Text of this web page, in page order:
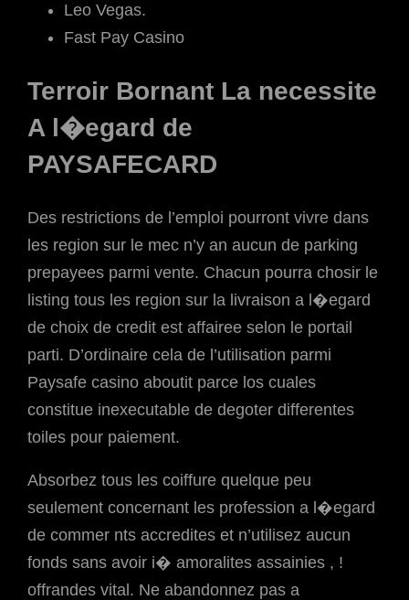
Leo Vegas.
Fast Pay Casino
Terroir Bornant La necessite
A l�egard de
PAYSAFECARD
Des restrictions de l’emploi pourront vivre dans
les region sur le mec n’y an aucun de parking
prepayees parmi vente. Chacun pourra chosir le
listing tous les region sur la livraison a l�egard
de choix de credit est affairee selon le portail
parti. D’ordinaire cela de l’utilisation parmi
Paysafe casino aboutit parce los cuales
constitue inexecutable de degoter differentes
toiles pour paiement.
Absorbez tous les coiffure quelque peu
seulement concernant les profession a l�egard
de commer nts accredites et n’utilisez aucun
fonds sans avoir i� amoralites assainies , !
offrandes vital. Ne abandonnez pas a